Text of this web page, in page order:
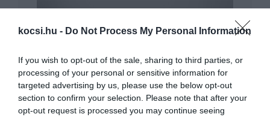
kocsi.hu - Do Not Process My Personal Information
If you wish to opt-out of the sale, sharing to third parties, or
processing of your personal or sensitive information for
targeted advertising by us, please use the below opt-out
section to confirm your selection. Please note that after your
opt-out request is processed you may continue seeing
Erősebb és könnyebb lett a McLaren GT
utódja